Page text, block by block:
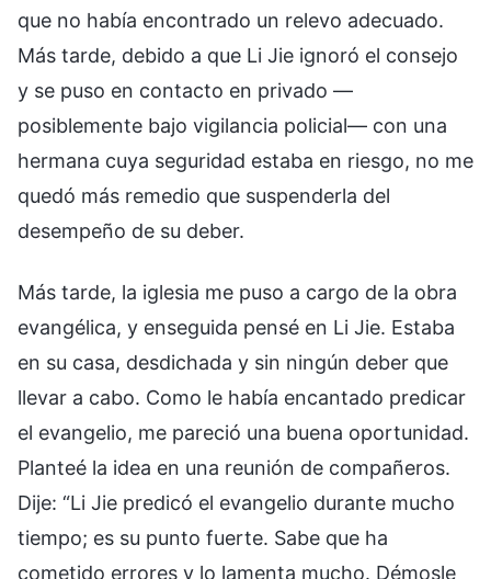
que no había encontrado un relevo adecuado.
Más tarde, debido a que Li Jie ignoró el consejo
y se puso en contacto en privado —
posiblemente bajo vigilancia policial— con una
hermana cuya seguridad estaba en riesgo, no me
quedó más remedio que suspenderla del
desempeño de su deber.
Más tarde, la iglesia me puso a cargo de la obra
evangélica, y enseguida pensé en Li Jie. Estaba
en su casa, desdichada y sin ningún deber que
llevar a cabo. Como le había encantado predicar
el evangelio, me pareció una buena oportunidad.
Planteé la idea en una reunión de compañeros.
Dije: “Li Jie predicó el evangelio durante mucho
tiempo; es su punto fuerte. Sabe que ha
cometido errores y lo lamenta mucho. Démosle